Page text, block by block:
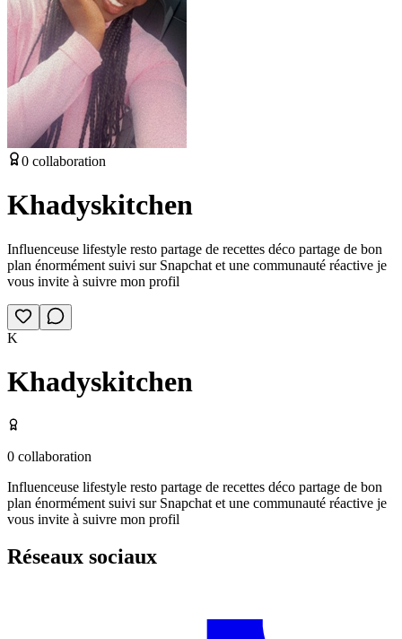
0 collaboration
Khadyskitchen
Influenceuse lifestyle resto partage de recettes déco partage de bon
plan énormément suivi sur Snapchat et une communauté réactive je
vous invite à suivre mon profil
K
Khadyskitchen
0 collaboration
Influenceuse lifestyle resto partage de recettes déco partage de bon
plan énormément suivi sur Snapchat et une communauté réactive je
vous invite à suivre mon profil
Réseaux sociaux